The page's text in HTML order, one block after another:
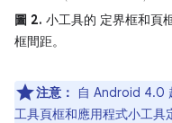
圖 2. 小工具的 定界框和頁
框間距。
注意：
自 Android 4.0
工具頁框和應用程式小工具